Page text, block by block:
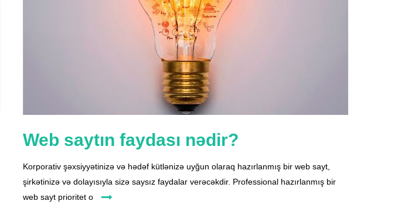
Web saytın faydası nədir?
Korporativ şəxsiyyətinizə və hədəf kütlənizə uyğun olaraq hazırlanmış bir web sayt,
şirkətinizə və dolayısıyla sizə saysız faydalar verəcəkdir. Professional hazırlanmış bir
web sayt prioritet o